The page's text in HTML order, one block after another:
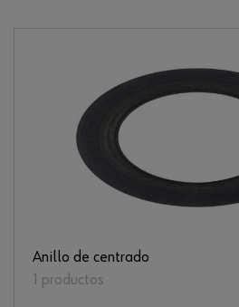
Anillo de centrado
1 productos